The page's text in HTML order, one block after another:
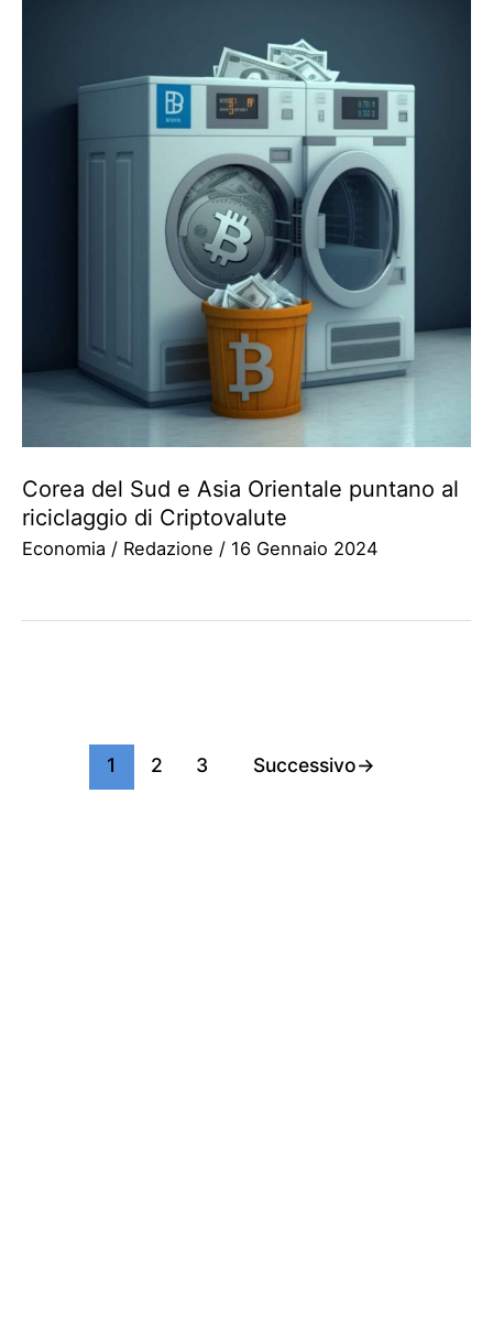
Corea del Sud e Asia Orientale puntano al
riciclaggio di Criptovalute
Economia / Redazione / 16 Gennaio 2024
1 2 3 Successivo→